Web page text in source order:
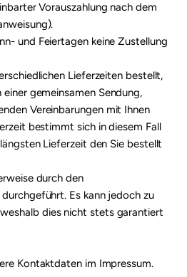
Vorauszahlung nach dem
und Feiertagen keine Zustellung
Lieferzeiten bestellt,
gemeinsamen Sendung,
Vereinbarungen mit Ihnen
bestimmt sich in diesem Fall
Lieferzeit den Sie bestellt
durch den
Es kann jedoch zu
dies nicht stets garantiert
Kontaktdaten im Impressum.